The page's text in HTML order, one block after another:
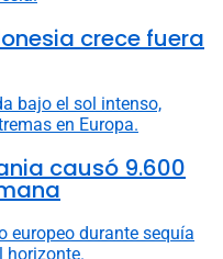
crece fuera
causó 9.600